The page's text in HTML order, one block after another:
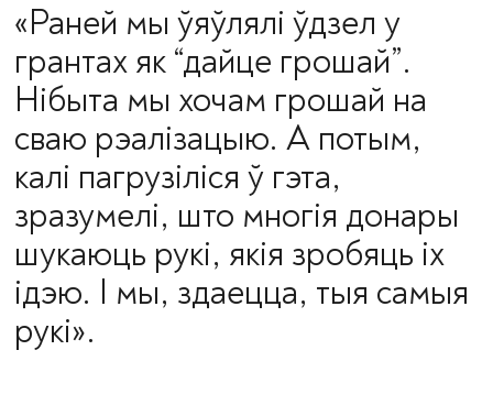
«Раней мы ўяўлялі ўдзел у
грантах як “дайце грошай”.
Нібыта мы хочам грошай на
сваю рэалізацыю. А потым,
калі пагрузіліся ў гэта,
зразумелі, што многія донары
шукаюць рукі, якія зробяць іх
ідэю. І мы, здаецца, тыя самыя
рукі».